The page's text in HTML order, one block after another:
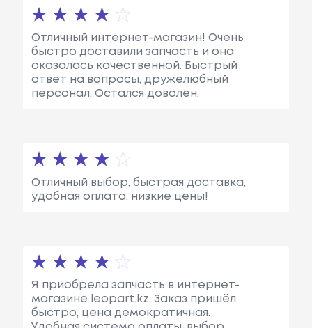
Отличный интернет-магазин! Очень
быстро доставили запчасть и она
оказалась качественной. Быстрый
ответ на вопросы, дружелюбный
персонал. Остался доволен.
Отличный выбор, быстрая доставка,
удобная оплата, низкие цены!
Я приобрела запчасть в интернет-
магазине leopart.kz. Заказ пришёл
быстро, цена демократичная.